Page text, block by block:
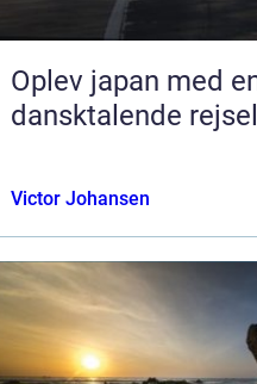
Oplev japan med
dansktalende
Victor Johansen